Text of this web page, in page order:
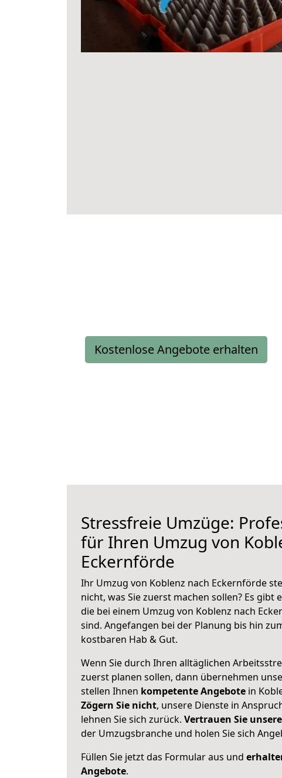
Kostenlose Angebote erhalten
Stressfreie Umzüge:
für Ihren Umzug von
Eckernförde
Ihr Umzug von Koblenz nach Eckernförde
nicht, was Sie zuerst machen sollen? Es gibt
die bei einem Umzug von Koblenz nach
sind. Angefangen bei der Planung bis hin
kostbaren Hab & Gut.
Wenn Sie durch Ihren alltäglichen
zuerst planen sollen, dann übernehmen
stellen Ihnen kompetente Angebote in
Zögern Sie nicht, unsere Dienste in
lehnen Sie sich zurück. Vertrauen Sie
der Umzugsbranche und holen Sie sich
Füllen Sie jetzt das Formular aus und
Angebote.